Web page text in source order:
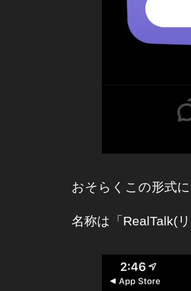
おそらくこの形式
名称は「RealTalk(